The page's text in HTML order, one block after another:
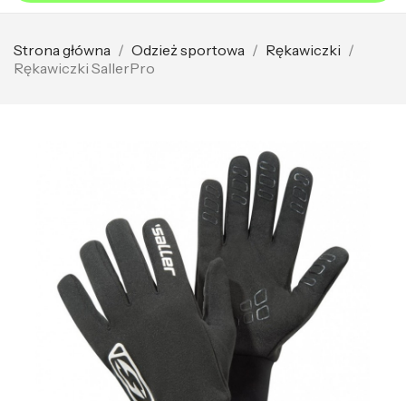
Strona główna Odzież sportowa
Rękawiczki
Rękawiczki SallerPro